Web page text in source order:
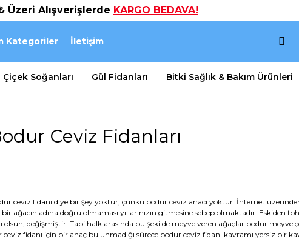
Üzeri Alışverişlerde KARGO BEDAVA!
Kategoriler İletişim
Çiçek Soğanları Gül Fidanları Bitki Sağlık & Bakım Ürünleri
Ceviz Fidanları
ceviz fidanı diye bir şey yoktur, çünkü bodur ceviz anacı yoktur. İnternet üzerinden
ağacın adına doğru olmaması yıllarınızın gitmesine sebep olmaktadır. Eskiden
olsun, değişmiştir. Tabi halk arasında bu şekilde meyve veren ağaçlar bodur meyve
fidanı için bir anaç bulunmadığı sürece bodur ceviz fidanı kavramı yersiz bir